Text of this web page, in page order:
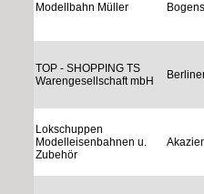
Modellbahn Müller
TOP - SHOPPING TS
Warengesellschaft mbH
Lokschuppen
Modelleisenbahnen u.
Zubehör